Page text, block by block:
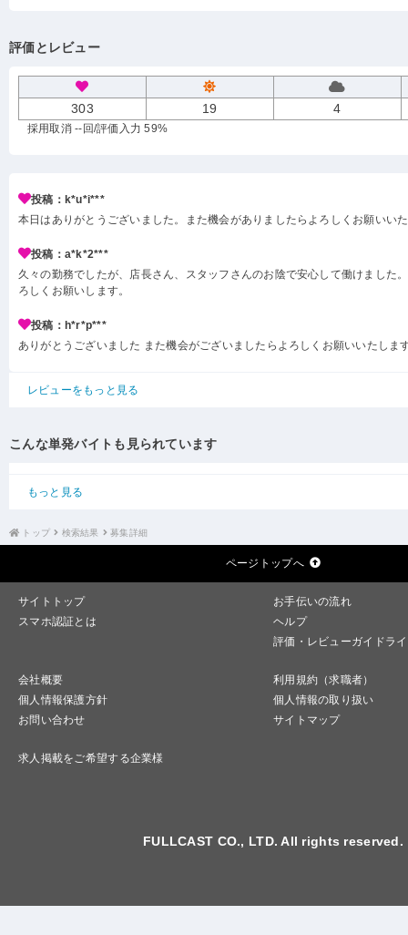
評価とレビュー
303 19 4
採用取消 --回/評価入力 59%
投稿：k*u*i***
本日はありがとうございました。また機会がありましたらよろしくお願いい
投稿：a*k*2***
久々の勤務でしたが、店長さん、スタッフさんのお陰で安心して働けました
ろしくお願いします。
投稿：h*r*p***
ありがとうございました また機会がございましたらよろしくお願いいたしま
レビューをもっと見る
こんな単発バイトも見られています
もっと見る
トップ 検索結果 募集詳細
ページトップへ
サイトトップ
お手伝いの流れ
スマホ認証とは
ヘルプ
評価・レビューガイドラ
会社概要
利用規約（求職者）
個人情報保護方針
個人情報の取り扱い
お問い合わせ
サイトマップ
求人掲載をご希望する企業様
FULLCAST CO., LTD. All rights reserved.